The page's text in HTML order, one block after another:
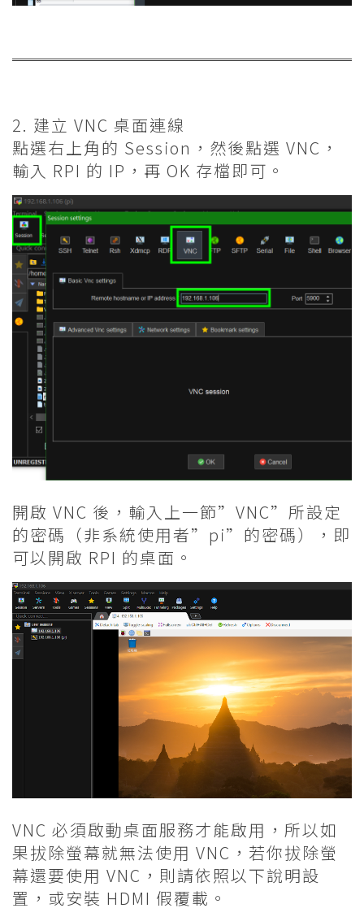
2. 建立 VNC 桌面連線
點選右上角的 Session，然後點選 VNC，
輸入 RPI 的 IP，再 OK 存檔即可。
開啟 VNC 後，輸入上一節”VNC”所設定
的密碼（非系統使用者”pi”的密碼），即
可以開啟 RPI 的桌面。
VNC 必須啟動桌面服務才能啟用，所以如
果拔除螢幕就無法使用 VNC，若你拔除螢
幕還要使用 VNC，則請依照以下說明設
置，或安裝 HDMI 假覆載。